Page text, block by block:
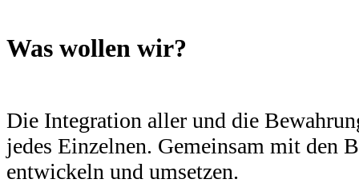
Was wollen wir?
Die Integration aller und die
jedes Einzelnen. Gemeinsam mit den
entwickeln und umsetzen.